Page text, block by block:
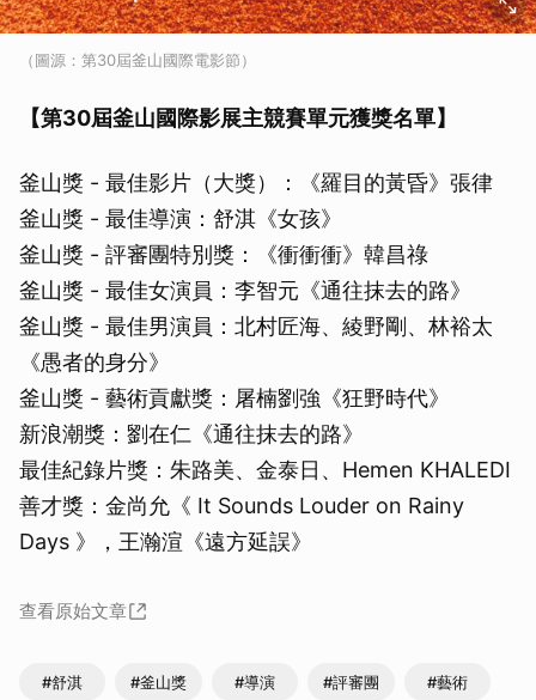
（圖源：第30屆釜山國際電影節）
【第30屆釜山國際影展主競賽單元獲獎名單】
釜山獎 - 最佳影片（大獎）：《羅目的黃昏》張律
釜山獎 - 最佳導演：舒淇《女孩》
釜山獎 - 評審團特別獎：《衝衝衝》韓昌祿
釜山獎 - 最佳女演員：李智元《通往抹去的路》
釜山獎 - 最佳男演員：北村匠海、綾野剛、林裕太
《愚者的身分》
釜山獎 - 藝術貢獻獎：屠楠劉強《狂野時代》
新浪潮獎：劉在仁《通往抹去的路》
最佳紀錄片獎：朱路美、金泰日、Hemen KHALEDI
善才獎：金尚允《 It Sounds Louder on Rainy
Days 》，王瀚渲《遠方延誤》
查看原始文章
#舒淇 #釜山獎 #導演 #評審團 #藝術